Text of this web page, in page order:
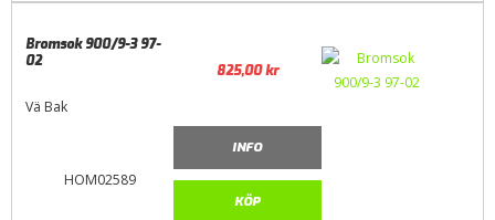
HOM02589
Bromsok 900/9-3 97-
02
Vä Bak
825,00kr
INFO
KÖP